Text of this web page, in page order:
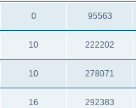
0 95563
10 222202
10 278071
16 292383